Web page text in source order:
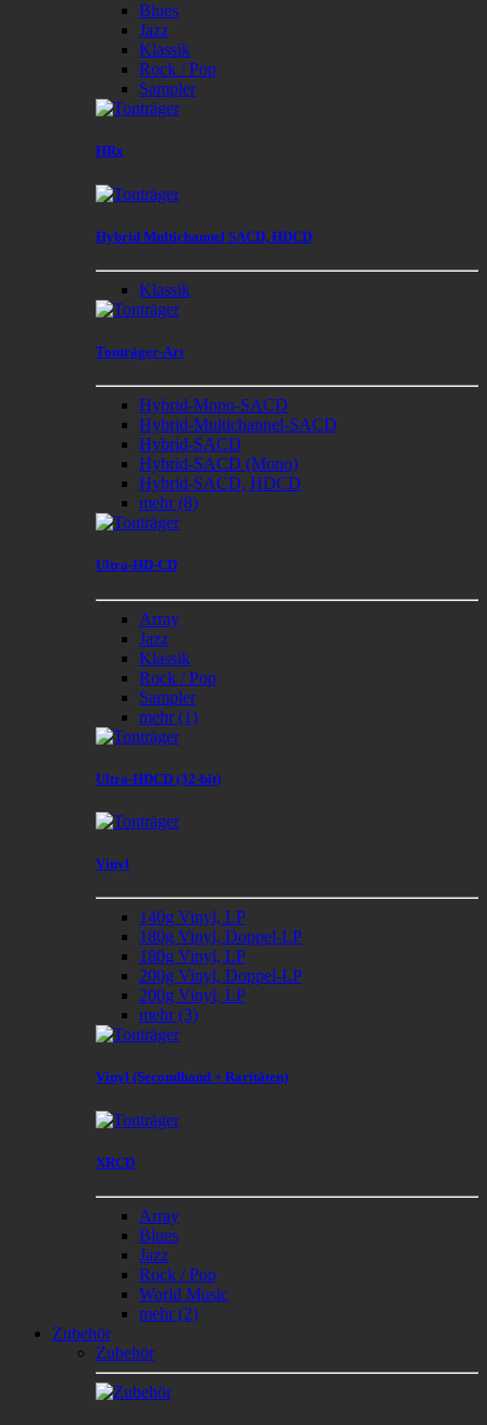
Blues
Jazz
Klassik
Rock / Pop
Sampler
HRx
Hybrid Multichannel SACD, HDCD
Klassik
Tonträger-Art
Hybrid-Mono-SACD
Hybrid-Multichannel-SACD
Hybrid-SACD
Hybrid-SACD (Mono)
Hybrid-SACD, HDCD
mehr(8)
Ultra-HD-CD
Array
Jazz
Klassik
Rock / Pop
Sampler
mehr(1)
Ultra-HDCD (32-bit)
Vinyl
140g Vinyl, LP
180g Vinyl, Doppel-LP
180g Vinyl, LP
200g Vinyl, Doppel-LP
200g Vinyl, LP
mehr(3)
Vinyl (Secondhand + Raritäten)
XRCD
Array
Blues
Jazz
Rock / Pop
World Music
mehr(2)
Zubehör
Zubehör